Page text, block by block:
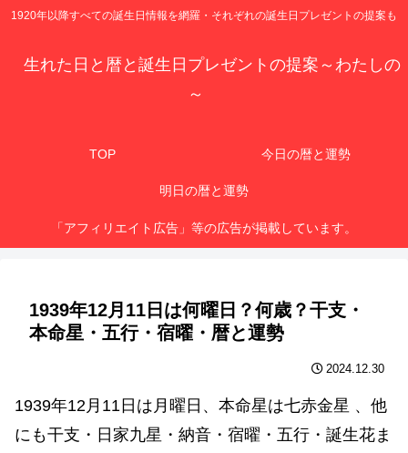
1920年以降すべての誕生日情報を網羅・それぞれの誕生日プレゼントの提案も
生れた日と暦と誕生日プレゼントの提案～わたしの
～
TOP 今日の暦と運勢
明日の暦と運勢
「アフィリエイト広告」等の広告が掲載しています。
1939年12月11日は何曜日？何歳？干支・
本命星・五行・宿曜・暦と運勢
2024.12.30
1939年12月11日は月曜日、本命星は七赤金星 、他
にも干支・日家九星・納音・宿曜・五行・誕生花ま